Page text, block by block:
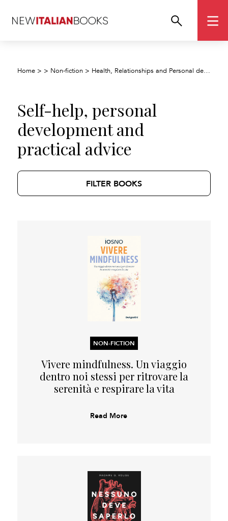
Home > > Non-fiction > Health, Relationships and Personal development
Self-help, personal
development and
practical advice
FILTER BOOKS
NON-FICTION
Vivere mindfulness. Un viaggio
dentro noi stessi per ritrovare la
serenità e respirare la vita
Read More